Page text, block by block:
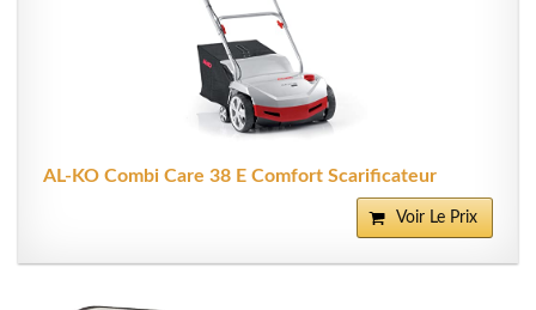
AL-KO Combi Care 38 E Comfort Scarificateur
Voir Le Prix